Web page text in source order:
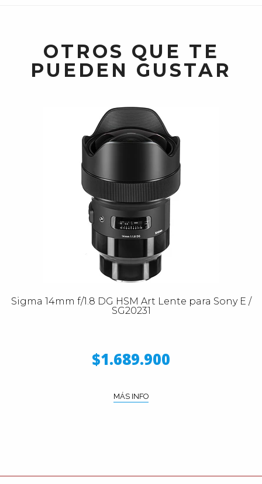
OTROS QUE TE
PUEDEN GUSTAR
Sigma 14mm f/1.8 DG HSM Art Lente para Sony E /
SG20231
$1.689.900
MÁS INFO